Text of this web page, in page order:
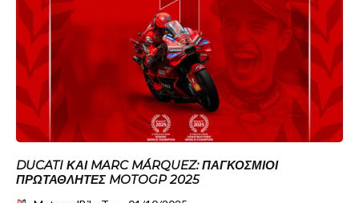
DUCATI ΚΑΙ MARC MÁRQUEZ: ΠΑΓΚΌΣΜΙΟΙ
ΠΡΩΤΑΘΛΗΤΈΣ MOTOGP 2025